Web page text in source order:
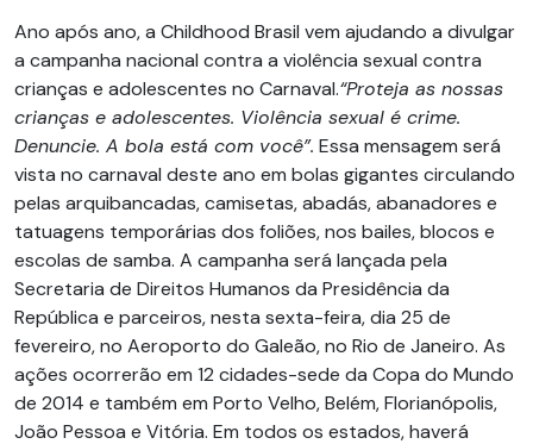
Ano após ano, a Childhood Brasil vem ajudando a divulgar
a campanha nacional contra a violência sexual contra
crianças e adolescentes no Carnaval.“Proteja as nossas
crianças e adolescentes. Violência sexual é crime.
Denuncie. A bola está com você”. Essa mensagem será
vista no carnaval deste ano em bolas gigantes circulando
pelas arquibancadas, camisetas, abadás, abanadores e
tatuagens temporárias dos foliões, nos bailes, blocos e
escolas de samba. A campanha será lançada pela
Secretaria de Direitos Humanos da Presidência da
República e parceiros, nesta sexta-feira, dia 25 de
fevereiro, no Aeroporto do Galeão, no Rio de Janeiro. As
ações ocorrerão em 12 cidades-sede da Copa do Mundo
de 2014 e também em Porto Velho, Belém, Florianópolis,
João Pessoa e Vitória. Em todos os estados, haverá